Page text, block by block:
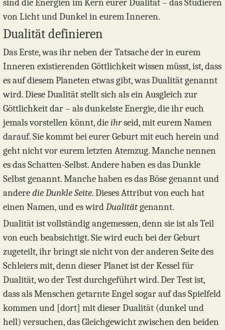
sind die Energien im Kern eurer Dualität – das Studieren
von Licht und Dunkel in eurem Inneren.
Dualität definieren
Das Erste, was ihr neben der Tatsache der in eurem
Inneren existierenden Göttlichkeit wissen müsst, ist, dass
es auf diesem Planeten etwas gibt, was Dualität genannt
wird. Diese Dualität stellt sich als ein Ausgleich zur
Göttlichkeit dar – als dunkelste Energie, die ihr euch
jemals vorstellen könnt, dieihrseid, mit eurem Namen
darauf. Sie kommt bei eurer Geburt mit euch herein und
geht nicht vor eurem letzten Atemzug. Manche nennen
es das Schatten-Selbst. Andere haben es das Dunkle
Selbst genannt. Manche haben es das Böse genannt und
anderedie Dunkle Seite. Dieses Attribut von euch hat
einen Namen, und es wirdDualitätgenannt.
Dualität ist vollständig angemessen, denn sie ist als Teil
von euch beabsichtigt. Sie wird euch bei der Geburt
zugeteilt, ihr bringt sie nicht von der anderen Seite des
Schleiers mit, denn dieser Planet ist der Kessel für
Dualität, wo der Test durchgeführt wird. Der Test ist,
dass als Menschen getarnte Engel sogar auf das Spielfeld
kommen und [dort] mit dieser Dualität (dunkel und
hell) versuchen, das Gleichgewicht zwischen den beiden